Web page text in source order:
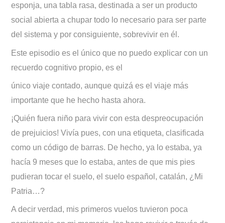
esponja, una tabla rasa, destinada a ser un producto
social abierta a chupar todo lo necesario para ser parte
del sistema y por consiguiente, sobrevivir en él.
Este episodio es el único que no puedo explicar con un
recuerdo cognitivo propio, es el
único viaje contado, aunque quizá es el viaje más
importante que he hecho hasta ahora.
¡Quién fuera niño para vivir con esta despreocupación
de prejuicios! Vivía pues, con una etiqueta, clasificada
como un código de barras. De hecho, ya lo estaba, ya
hacía 9 meses que lo estaba, antes de que mis pies
pudieran tocar el suelo, el suelo español, catalán, ¿Mi
Patria…?
A decir verdad, mis primeros vuelos tuvieron poca